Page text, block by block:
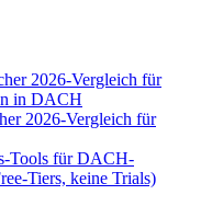
2026-Vergleich für
in DACH
2026-Vergleich für
Tools für DACH-
Tiers, keine Trials)